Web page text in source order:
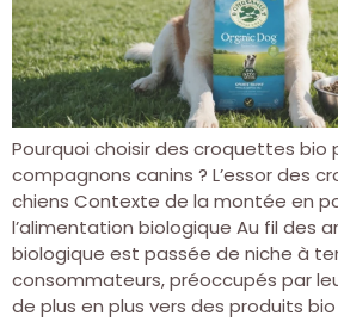
Pourquoi choisir des croquettes bio
compagnons canins ? L’essor des
chiens Contexte de la montée en
l’alimentation biologique Au fil des
biologique est passée de niche à
consommateurs, préoccupés par
de plus en plus vers des produits